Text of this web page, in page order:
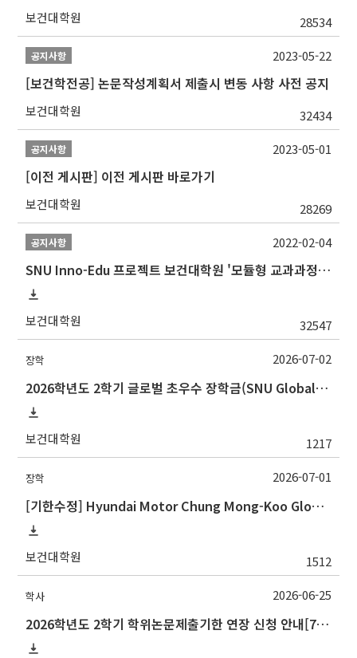
보건대학원 28534
공지사항
[보건학전공] 논문작성계획서 제출시 변동 사항 사전 공지
보건대학원 32434
2023-05-22
공지사항
[이전 게시판] 이전 게시판 바로가기
보건대학원 28269
2023-05-01
공지사항
SNU Inno-Edu 프로젝트 보건대학원 '모듈형 교과과정' 안내(revised 2022/2/28)
보건대학원 32547
2022-02-04
장학
2026학년도 2학기 글로벌 초우수 장학금(SNU Global Scholarship, GS) 신청 안내
보건대학원 1217
2026-07-02
장학
[기한수정] Hyundai Motor Chung Mong-Koo Global Scholarship for Fall 2026 (2026학년도 2학기 현대차정몽구 글로벌장학사업 신규 선발 안내 )
보건대학원 1512
2026-07-01
학사
2026학년도 2학기 학위논문제출기한 연장 신청 안내[7/10(금)까지]
2026-06-25